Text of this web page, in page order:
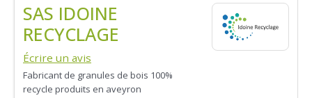
SAS IDOINE
RECYCLAGE
Écrire un avis
Fabricant de granules de bois 100%
recycle produits en aveyron